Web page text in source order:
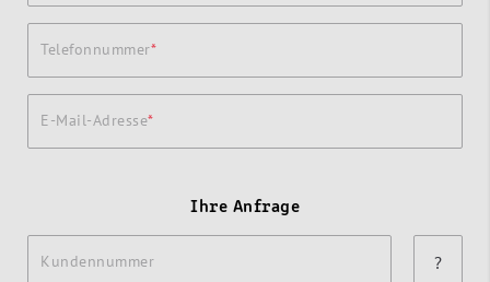
Telefonnummer
E-Mail-Adresse
Ihre Anfrage
Kundennummer ?